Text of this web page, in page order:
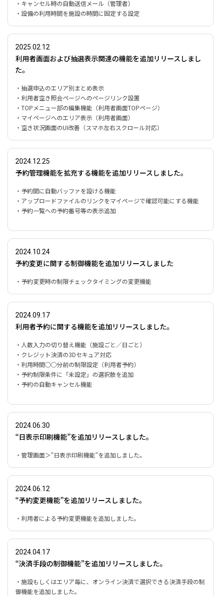
・キャンセル時の自動送信メール（管理者）
・設備の利用時間を施設の時間に固定する設定
2025.02.12
利用者画面および抽選表示関連の機能を追加リリースしまし
た。
・抽選申込のエリア別まとめ表示
・利用者空き照会ページへのページリンク設置
・TOPメニュー部の編集機能（利用者画面TOPページ）
・マイページへのエリア表示（利用者画面）
・空き状況画面のUI改善（スマホ左右スクロール対応）
2024.12.25
予約管理機能を拡充する機能を追加リリースしました。
・予約間に自動バッファを設ける機能
・アップロードファイルのリンクをマイページで確認可能にする機能
・予約一覧への予約番号等の表示追加
2024.10.24
予約変更に関する制御機能を追加リリースしました
・予約変更時の制限チェックタイミングの変更機能
2024.09.17
利用者予約に関する機能を追加リリースしました。
・人数入力の切り替え機能（施設ごと／日ごと）
・クレジット決済の3Dセキュア対応
・利用時間○○分前の制限設定（利用者予約）
・予約制限条件に「未設定」の選択肢を追加
・予約の自動キャンセル機能
2024.06.30
“日表示印刷機能”を追加リリースしました。
・管理画面＞"日表示印刷機能"を追加しました。
2024.06.12
“予約変更機能”を追加リリースしました。
・利用者による予約変更機能を追加しました。
2024.04.17
“決済手段の制御機能”を追加リリースしました。
・施設もしくはエリア毎に、オンライン決済で選択できる決済手段の制
御機能を追加しました。